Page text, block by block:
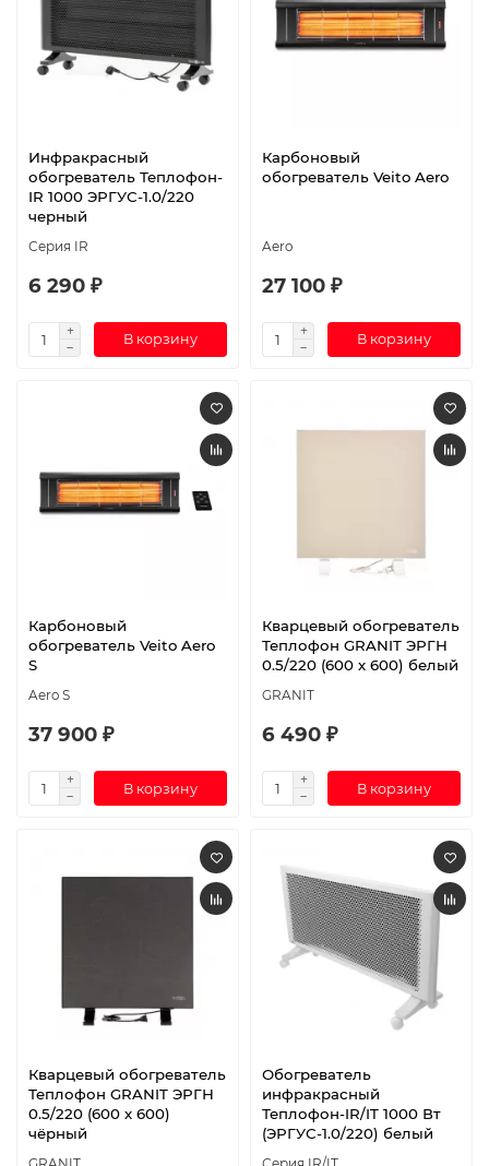
Инфракрасный
обогреватель Теплофон-
IR 1000 ЭРГУС-1.0/220
черный
Серия IR
6 290 ₽
В корзину
Карбоновый
обогреватель Veito Aero
Aero
27 100 ₽
В корзину
Карбоновый
обогреватель Veito Aero
S
Aero S
37 900 ₽
В корзину
Кварцевый обогреватель
Теплофон GRANIT ЭРГН
0.5/220 (600 х 600) белый
GRANIT
6 490 ₽
В корзину
Кварцевый обогреватель
Теплофон GRANIT ЭРГН
0.5/220 (600 х 600)
чёрный
Обогреватель
инфракрасный
Теплофон-IR/IT 1000 Вт
(ЭРГУС-1.0/220) белый